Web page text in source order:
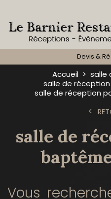
Devis &
Accueil
salle
salle de
salle de réception
salle de
Vous